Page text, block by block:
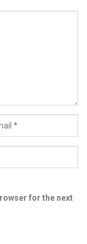
for the next